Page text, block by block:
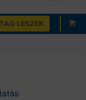
LESZEK